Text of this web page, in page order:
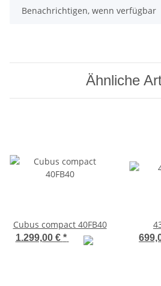
Benachrichtigen, wenn verfügbar
Ähnliche
Cubus compact 40FB40
1.299,00 € *